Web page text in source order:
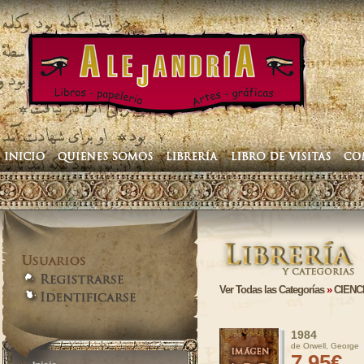
Ver Todas las Categorías»
1984
de Orwell, George